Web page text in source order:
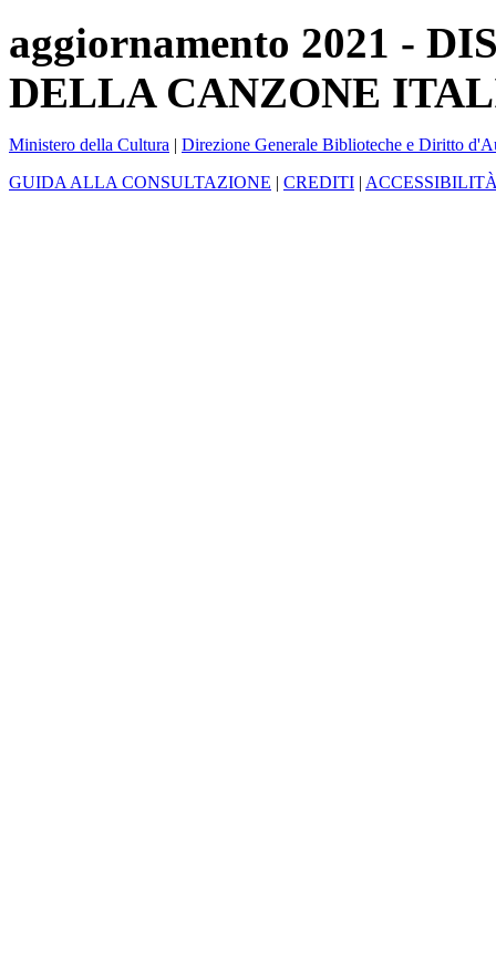
aggiornamento 2021 -
DELLA CANZONE
Ministero della Cultura | Direzione Generale Biblioteche e Diritto
GUIDA ALLA CONSULTAZIONE | CREDITI |